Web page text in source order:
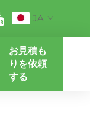
JA
お見積も
りを依頼
する